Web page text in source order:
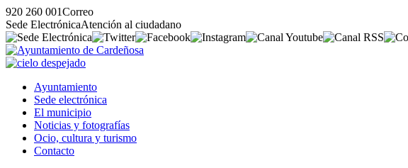
920 260 001Correo
Sede ElectrónicaAtención al ciudadano
Ayuntamiento
Sede electrónica
El municipio
Noticias y fotografías
Ocio, cultura y turismo
Contacto